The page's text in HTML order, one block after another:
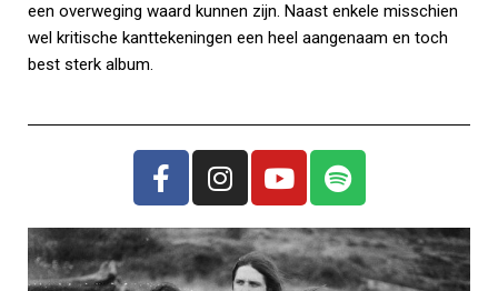
een overweging waard kunnen zijn. Naast enkele misschien
wel kritische kanttekeningen een heel aangenaam en toch
best sterk album.